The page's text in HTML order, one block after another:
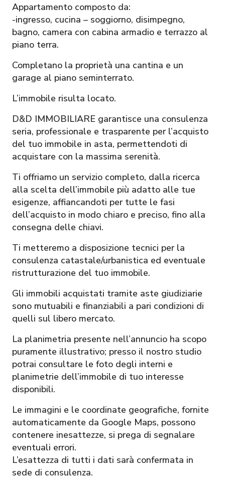
Appartamento composto da:
-ingresso, cucina – soggiorno, disimpegno,
bagno, camera con cabina armadio e terrazzo al
piano terra.
Completano la proprietà una cantina e un
garage al piano seminterrato.
L’immobile risulta locato.
D&D IMMOBILIARE garantisce una consulenza
seria, professionale e trasparente per l’acquisto
del tuo immobile in asta, permettendoti di
acquistare con la massima serenità.
Ti offriamo un servizio completo, dalla ricerca
alla scelta dell’immobile più adatto alle tue
esigenze, affiancandoti per tutte le fasi
dell’acquisto in modo chiaro e preciso, fino alla
consegna delle chiavi.
Ti metteremo a disposizione tecnici per la
consulenza catastale/urbanistica ed eventuale
ristrutturazione del tuo immobile.
Gli immobili acquistati tramite aste giudiziarie
sono mutuabili e finanziabili a pari condizioni di
quelli sul libero mercato.
La planimetria presente nell’annuncio ha scopo
puramente illustrativo; presso il nostro studio
potrai consultare le foto degli interni e
planimetrie dell’immobile di tuo interesse
disponibili.
Le immagini e le coordinate geografiche, fornite
automaticamente da Google Maps, possono
contenere inesattezze, si prega di segnalare
eventuali errori.
L’esattezza di tutti i dati sarà confermata in
sede di consulenza.